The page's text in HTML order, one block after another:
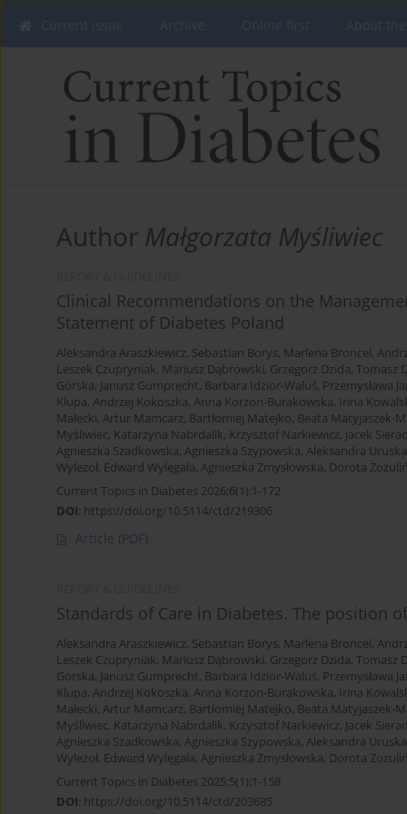
Current issue Archive Online first About the
Author Małgorzata Myśliwiec
Clinical Recommendations on the
Statement of Diabetes Poland
Aleksandra Araszkiewicz, Sebastian Borys, Marlena Broncel,
Leszek Czupryniak, Mariusz Dąbrowski, Grzegorz Dzida, Tomasz
Górska, Janusz Gumprecht, Barbara Idzior-Waluś, Przemysława
Klupa, Andrzej Kokoszka, Anna Korzon-Burakowska, Irina
Małecki, Artur Mamcarz, Bartłomiej Matejko, Beata Matyjaszek-
Myśliwiec, Katarzyna Nabrdalik, Krzysztof Narkiewicz, Jacek
Agnieszka Szadkowska, Agnieszka Szypowska, Aleksandra Uruska
Wyleżoł, Edward Wylęgała, Agnieszka Zmysłowska, Dorota
Current Topics in Diabetes 2026;6(1):1-172
DOI: https://doi.org/10.5114/ctd/219306
Article (PDF)
Standards of Care in Diabetes. The position
Aleksandra Araszkiewicz, Sebastian Borys, Marlena Broncel,
Leszek Czupryniak, Mariusz Dąbrowski, Grzegorz Dzida, Tomasz
Górska, Janusz Gumprecht, Barbara Idzior-Waluś, Przemysława
Klupa, Andrzej Kokoszka, Anna Korzon-Burakowska, Irina
Małecki, Artur Mamcarz, Bartłomiej Matejko, Beata Matyjaszek-
Myśliwiec, Katarzyna Nabrdalik, Krzysztof Narkiewicz, Jacek
Agnieszka Szadkowska, Agnieszka Szypowska, Aleksandra Uruska
Wyleżoł, Edward Wylęgała, Agnieszka Zmysłowska, Dorota
Current Topics in Diabetes 2025;5(1):1-158
DOI: https://doi.org/10.5114/ctd/203685